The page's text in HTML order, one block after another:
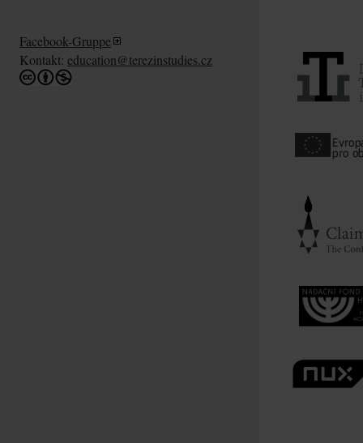
Facebook-Gruppe
Kontakt: education@terezinstudies.cz